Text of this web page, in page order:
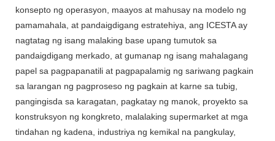
konsepto ng operasyon, maayos at mahusay na modelo ng
pamamahala, at pandaigdigang estratehiya, ang ICESTA ay
nagtatag ng isang malaking base upang tumutok sa
pandaigdigang merkado, at gumanap ng isang mahalagang
papel sa pagpapanatili at pagpapalamig ng sariwang pagkain
sa larangan ng pagproseso ng pagkain at karne sa tubig,
pangingisda sa karagatan, pagkatay ng manok, proyekto sa
konstruksyon ng kongkreto, malalaking supermarket at mga
tindahan ng kadena, industriya ng kemikal na pangkulay,